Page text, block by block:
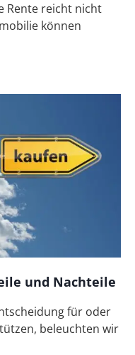
Rente reicht nicht
können
und Nachteile
für oder
beleuchten wir